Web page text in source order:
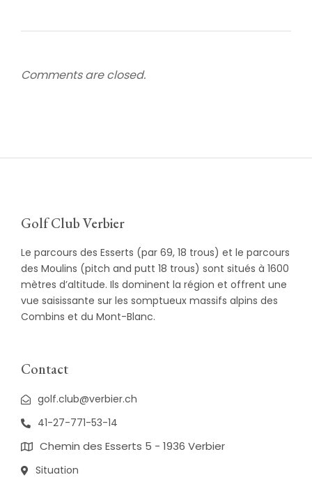
Comments are closed.
Golf Club Verbier
Le parcours des Esserts (par 69, 18 trous) et le parcours
des Moulins (pitch and putt 18 trous) sont situés à 1600
mètres d’altitude. Ils dominent la région et offrent une
vue saisissante sur les somptueux massifs alpins des
Combins et du Mont-Blanc.
Contact
golf.club@verbier.ch
41-27-771-53-14
Chemin des Esserts 5 - 1936 Verbier
Situation